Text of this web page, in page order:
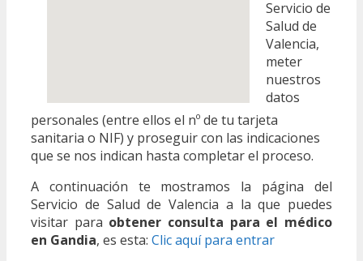
Servicio de
Salud de
Valencia,
meter
nuestros
datos
personales (entre ellos el nº de tu tarjeta
sanitaria o NIF) y proseguir con las indicaciones
que se nos indican hasta completar el proceso.
A continuación te mostramos la página del
Servicio de Salud de Valencia a la que puedes
visitar para obtener consulta para el médico
en Gandia, es esta: Clic aquí para entrar